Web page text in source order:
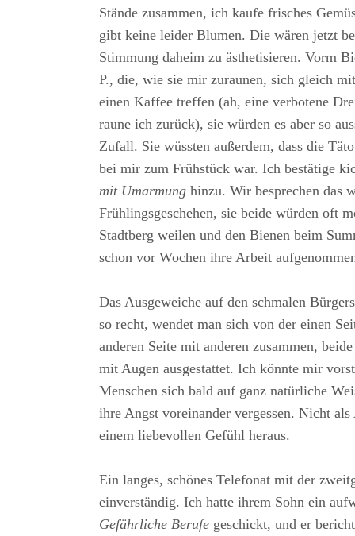
Stände zusammen, ich kaufe frisches
gibt keine leider Blumen. Die wären jetzt
Stimmung daheim zu ästhetisieren. Vorm
P., die, wie sie mir zuraunen, sich gleich
einen Kaffee treffen (ah, eine verbotene
raune ich zurück), sie würden es aber so
Zufall. Sie wüssten außerdem, dass die
bei mir zum Frühstück war. Ich bestätige
mit Umarmung hinzu. Wir besprechen das
Frühlingsgeschehen, sie beide würden oft
Stadtberg weilen und den Bienen beim
schon vor Wochen ihre Arbeit
Das Ausgeweiche auf den schmalen
so recht, wendet man sich von der einen
anderen Seite mit anderen zusammen,
mit Augen ausgestattet. Ich könnte mir
Menschen sich bald auf ganz natürliche
ihre Angst voreinander vergessen. Nicht als
einem liebevollen Gefühl heraus.
Ein langes, schönes Telefonat mit der
einverständig. Ich hatte ihrem Sohn ein
Gefährliche Berufe geschickt, und er